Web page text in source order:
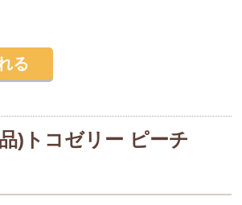
)トコゼリー ピーチ